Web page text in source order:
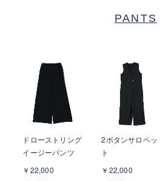
PANTS
ドローストリング
イージーパンツ
￥22,000
2ボタンサロペッ
ト
￥22,000